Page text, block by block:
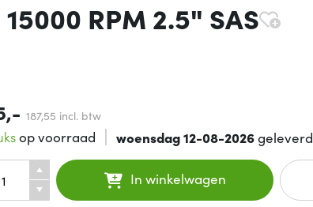
RPM 2.5" SAS
187,55 incl. btw
op voorraad woensdag 12-08-2026geleverd
In winkelwagen